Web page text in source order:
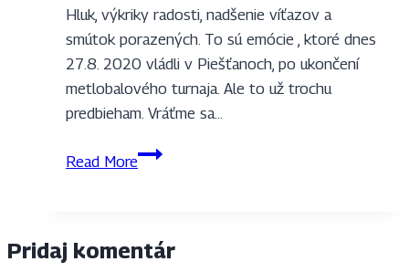
Hluk, výkriky radosti, nadšenie víťazov a
smútok porazených. To sú emócie , ktoré dnes
27.8. 2020 vládli v Piešťanoch, po ukončení
metlobalového turnaja. Ale to už trochu
predbieham. Vráťme sa…
Read MoreMetlobal
Pridaj komentár